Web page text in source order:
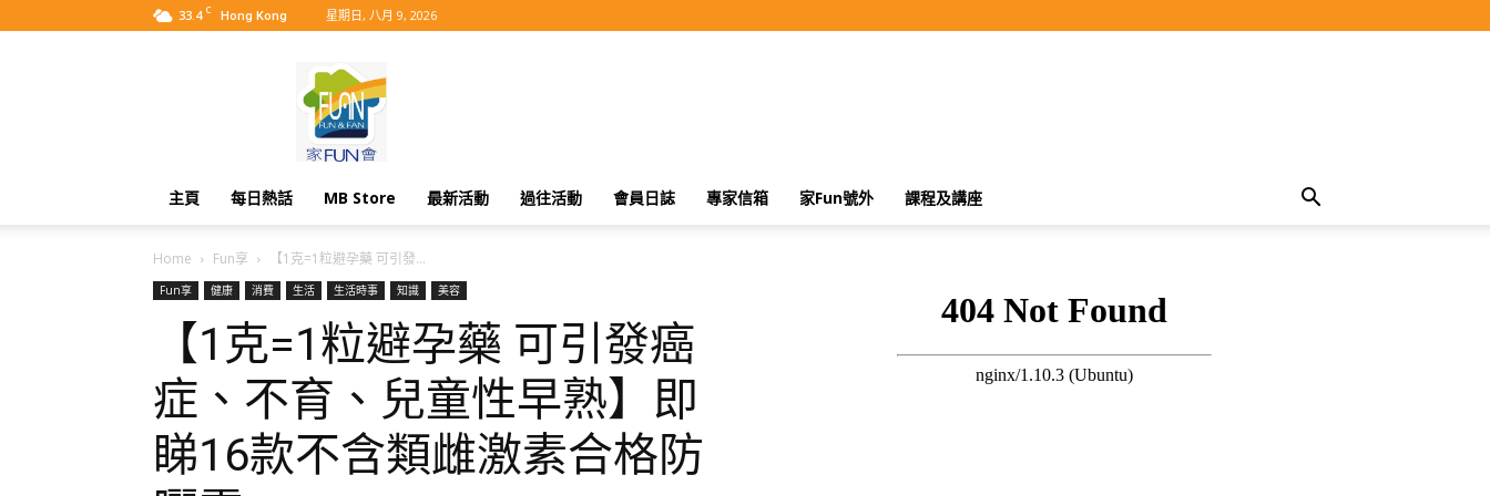
33.4 C Hong Kong 星期日, 八月 9, 2026
主頁 每日熱話 MB Store 最新活動 過往活動 會員日誌 專家信箱 家Fun號外 課程及講座
Home Fun享 【1克=1粒避孕藥 可引發...
Fun享 健康 消費 生活 生活時事 知識 美容
【1克=1粒避孕藥 可引發癌
症、不育、兒童性早熟】即
睇16款不含類雌激素合格防